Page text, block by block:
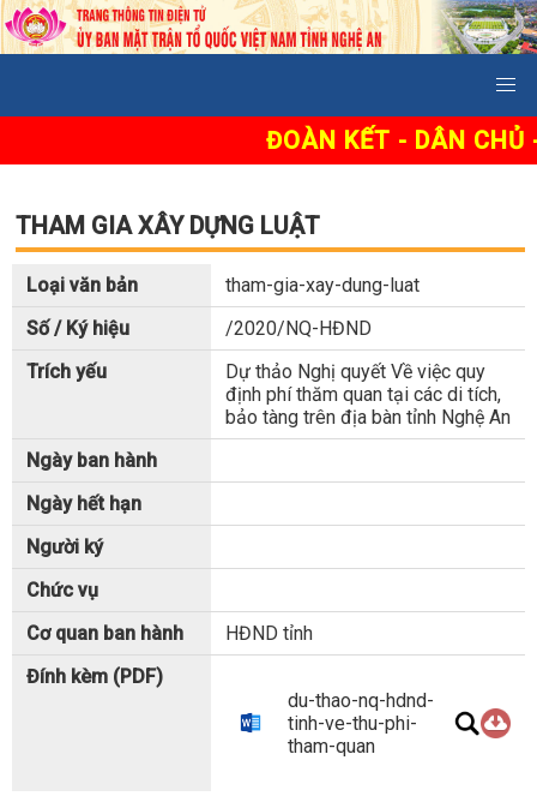
ĐOÀN KẾT - DÂN CHỦ
THAM GIA XÂY DỰNG LUẬT
Loại văn bản
tham-gia-xay-dung-luat
Số / Ký hiệu
/2020/NQ-HĐND
Trích yếu
Dự thảo Nghị quyết Về việc quy
định phí thăm quan tại các di tích,
bảo tàng trên địa bàn tỉnh Nghệ An
Ngày ban hành
Ngày hết hạn
Người ký
Chức vụ
Cơ quan ban hành
HĐND tỉnh
Đính kèm (PDF)
du-thao-nq-hdnd-
tinh-ve-thu-phi-
tham-quan